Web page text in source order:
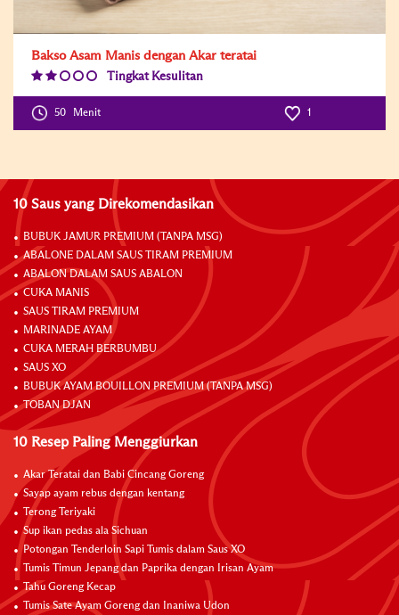
Bakso Asam Manis dengan Akar teratai
Tingkat Kesulitan
Level:2
50 Menit 1
10 Saus yang Direkomendasikan
BUBUK JAMUR PREMIUM (TANPA MSG)
ABALONE DALAM SAUS TIRAM PREMIUM
ABALON DALAM SAUS ABALON
CUKA MANIS
SAUS TIRAM PREMIUM
MARINADE AYAM
CUKA MERAH BERBUMBU
SAUS XO
BUBUK AYAM BOUILLON PREMIUM (TANPA MSG)
TOBAN DJAN
10 Resep Paling Menggiurkan
Akar Teratai dan Babi Cincang Goreng
Sayap ayam rebus dengan kentang
Terong Teriyaki
Sup ikan pedas ala Sichuan
Potongan Tenderloin Sapi Tumis dalam Saus XO
Tumis Timun Jepang dan Paprika dengan Irisan Ayam
Tahu Goreng Kecap
Tumis Sate Ayam Goreng dan Inaniwa Udon